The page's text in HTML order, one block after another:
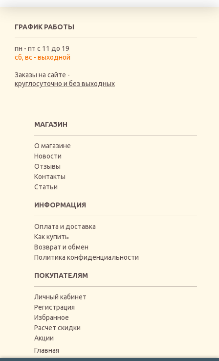
ГРАФИК РАБОТЫ
пн - пт с 11 до 19
сб, вс - выходной
Заказы на сайте -
круглосуточно и без выходных
МАГАЗИН
О магазине
Новости
Отзывы
Контакты
Статьи
ИНФОРМАЦИЯ
Оплата и доставка
Как купить
Возврат и обмен
Политика конфиденциальности
ПОКУПАТЕЛЯМ
Личный кабинет
Регистрация
Избранное
Расчет скидки
Акции
Главная